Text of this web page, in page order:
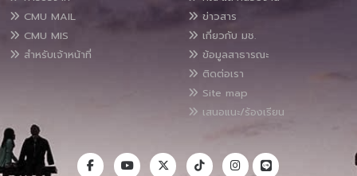
CMU MAIL
CMU MIS
สำหรับเจ้าหน้าที่
ข่าวสาร
เกี่ยวกับ มช.
ข้อมูลสาธารณะ
ติดต่อเรา
Site map
เสนอแนะ/ร้องเรียน